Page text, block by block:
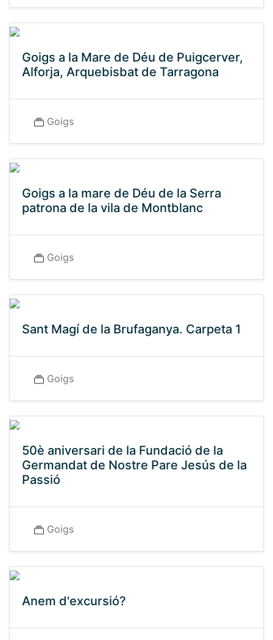
Goigs a la Mare de Déu de Puigcerver,
Alforja, Arquebisbat de Tarragona
Goigs
Goigs a la mare de Déu de la Serra
patrona de la vila de Montblanc
Goigs
Sant Magí de la Brufaganya. Carpeta 1
Goigs
50è aniversari de la Fundació de la
Germandat de Nostre Pare Jesús de la
Passió
Goigs
Anem d'excursió?